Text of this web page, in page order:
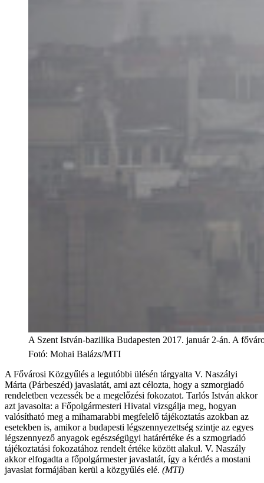
A Szent István-bazilika Budapesten 2017. január 2-án. A
Fotó: Mohai Balázs/MTI
A Fővárosi Közgyűlés a legutóbbi ülésén tárgyalta V. Naszályi
Márta (Párbeszéd) javaslatát, ami azt célozta, hogy a szmorgiadó
rendeletben vezessék be a megelőzési fokozatot. Tarlós István akkor
azt javasolta: a Főpolgármesteri Hivatal vizsgálja meg, hogyan
valósítható meg a mihamarabbi megfelelő tájékoztatás azokban az
esetekben is, amikor a budapesti légszennyezettség szintje az egyes
légszennyező anyagok egészségügyi határértéke és a szmogriadó
tájékoztatási fokozatához rendelt értéke között alakul. V. Naszály
akkor elfogadta a főpolgármester javaslatát, így a kérdés a mostani
javaslat formájában kerül a közgyűlés elé. (MTI)